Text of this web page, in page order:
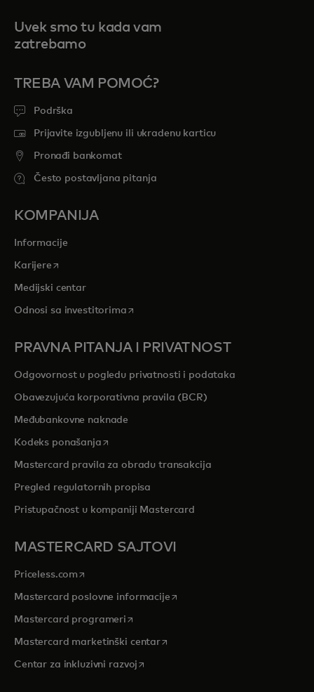
Uvek smo tu kada vam
zatrebamo
TREBA VAM POMOĆ?
Podrška
Prijavite izgubljenu ili ukradenu karticu
Pronađi bankomat
Često postavljana pitanja
KOMPANIJA
Informacije
Karijereopens in a new tab
Medijski centar
Odnosi sa investitorimaopens in a new tab
PRAVNA PITANJA I PRIVATNOST
Odgovornost u pogledu privatnosti i podataka
Obavezujuća korporativna pravila (BCR)
Međubankovne naknade
Kodeks ponašanjaopens in a new tab
Mastercard pravila za obradu transakcija
Pregled regulatornih propisa
Pristupačnost u kompaniji Mastercard
MASTERCARD SAJTOVI
Priceless.com opens in a new tab
Mastercard poslovne informacijeopens in a new tab
Mastercard programeri opens in a new tab
Mastercard marketinški centaropens in a new tab
Centar za inkluzivni razvoj opens in a new tab